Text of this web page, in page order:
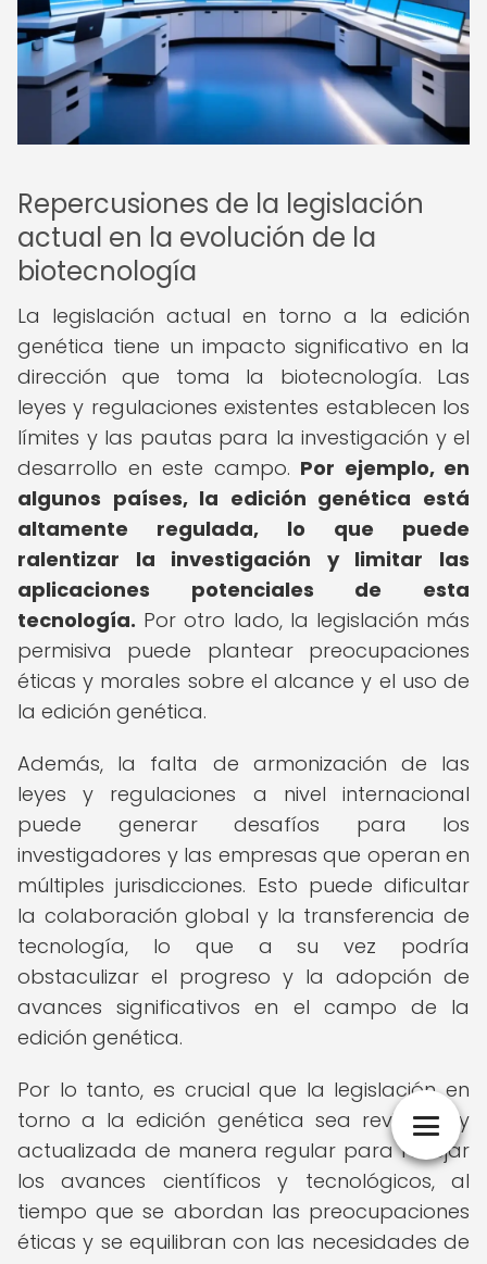
Repercusiones de la legislación
actual en la evolución de la
biotecnología
La legislación actual en torno a la edición
genética tiene un impacto significativo en la
dirección que toma la biotecnología. Las
leyes y regulaciones existentes establecen los
límites y las pautas para la investigación y el
desarrollo en este campo. Por ejemplo, en
algunos países, la edición genética está
altamente regulada, lo que puede
ralentizar la investigación y limitar las
aplicaciones potenciales de esta
tecnología. Por otro lado, la legislación más
permisiva puede plantear preocupaciones
éticas y morales sobre el alcance y el uso de
la edición genética.
Además, la falta de armonización de las
leyes y regulaciones a nivel internacional
puede generar desafíos para los
investigadores y las empresas que operan en
múltiples jurisdicciones. Esto puede dificultar
la colaboración global y la transferencia de
tecnología, lo que a su vez podría
obstaculizar el progreso y la adopción de
avances significativos en el campo de la
edición genética.
Por lo tanto, es crucial que la legislación en
torno a la edición genética sea revisada y
actualizada de manera regular para reflejar
los avances científicos y tecnológicos, al
tiempo que se abordan las preocupaciones
éticas y se equilibran con las necesidades de